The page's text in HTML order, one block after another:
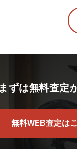
まずは無料査定
無料WEB査定は